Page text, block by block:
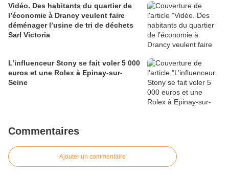
Vidéo. Des habitants du quartier de
l’économie à Drancy veulent faire
déménager l’usine de tri de déchets
Sarl Victoria
L’influenceur Stony se fait voler 5 000
euros et une Rolex à Epinay-sur-
Seine
Commentaires
Ajouter un commentaire